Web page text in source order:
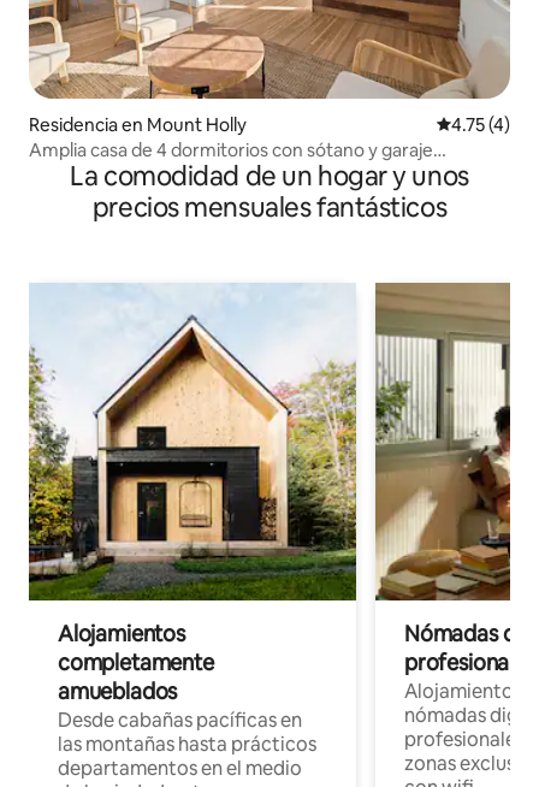
Residencia en Mount Holly Calificación
4.75 (4)
Amplia casa de 4 dormitorios con sótano y garaje
terminados
La comodidad de un hogar y unos
precios mensuales fantásticos
Alojamientos
completamente
amueblados
Desde cabañas pacíficas en
las montañas hasta prácticos
departamentos en el medio
Nómadas
Alojamientos
nómadas
profesionales
zonas